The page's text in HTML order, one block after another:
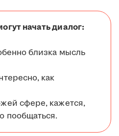
начать диалог:
близка мысль
как
сфере, кажется,
пообщаться.